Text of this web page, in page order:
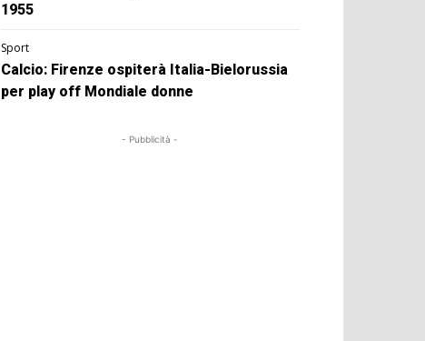
1955
Sport
Calcio: Firenze ospiterà Italia-Bielorussia
per play off Mondiale donne
- Pubblicità -